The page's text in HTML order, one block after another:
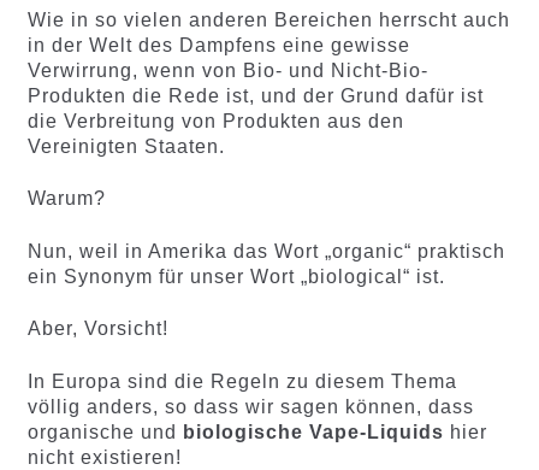
Wie in so vielen anderen Bereichen herrscht auch
in der Welt des Dampfens eine gewisse
Verwirrung, wenn von Bio- und Nicht-Bio-
Produkten die Rede ist, und der Grund dafür ist
die Verbreitung von Produkten aus den
Vereinigten Staaten.
Warum?
Nun, weil in Amerika das Wort „organic“ praktisch
ein Synonym für unser Wort „biological“ ist.
Aber, Vorsicht!
In Europa sind die Regeln zu diesem Thema
völlig anders, so dass wir sagen können, dass
organische und
biologische Vape-Liquids hier
nicht existieren!